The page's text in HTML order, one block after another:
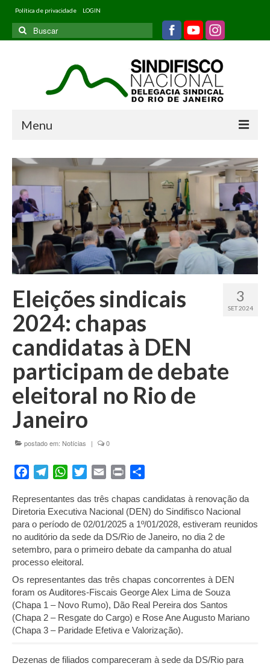
Política de privacidade LOGIN
Buscar
por:
Menu
Home
Quem somos
Filiados
Informativos
Jurídico
3
SET 2024
Eleições sindicais
2024: chapas
candidatas à DEN
participam de debate
eleitoral no Rio de
Janeiro
postado em: Notícias | 0
FacebookTelegramWhatsAppTwitterEmail Print
Representantes das três chapas candidatas à renovação da
Diretoria Executiva Nacional (DEN) do Sindifisco Nacional
para o período de 02/01/2025 a 1º/01/2028, estiveram reunidos
no auditório da sede da DS/Rio de Janeiro, no dia 2 de
setembro, para o primeiro debate da campanha do atual
processo eleitoral.
Os representantes das três chapas concorrentes à DEN
foram os Auditores-Fiscais George Alex Lima de Souza
(Chapa 1 – Novo Rumo), Dão Real Pereira dos Santos
(Chapa 2 – Resgate do Cargo) e Rose Ane Augusto Mariano
(Chapa 3 – Paridade Efetiva e Valorização).
Dezenas de filiados compareceram à sede da DS/Rio para